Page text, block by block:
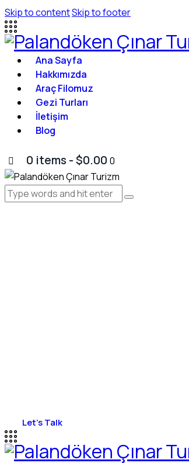
Skip to contentSkip to footer
Ana Sayfa
Hakkımızda
Araç Filomuz
Gezi Turları
İletişim
Blog
0 items -$0.00 0
Let's Talk